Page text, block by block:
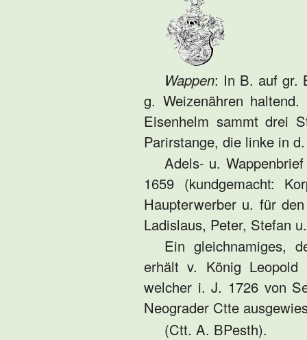
Wappen: In B. auf gr.
g. Weizenähren
Eisenhelm sammt drei
Parirstange, die linke in
Adels- u.
1659 (kundgemacht:
Haupterwerber u. für
Ladislaus, Peter, Stefan
Ein gleichnamiges,
erhält v. König
welcher i. J. 1726 von
Neograder Ctte
(Ctt. A. BPesth).